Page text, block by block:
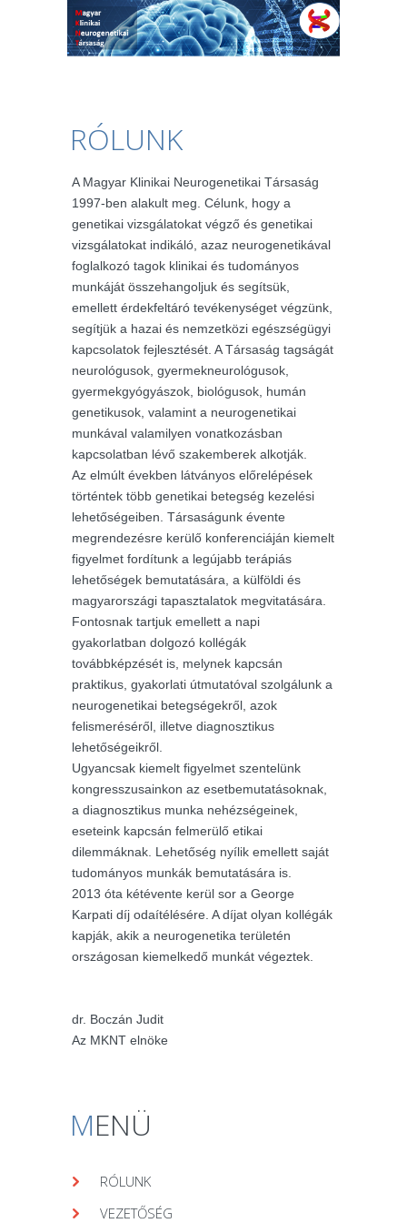
RÓLUNK
A Magyar Klinikai Neurogenetikai Társaság
1997-ben alakult meg. Célunk, hogy a
genetikai vizsgálatokat végző és genetikai
vizsgálatokat indikáló, azaz neurogenetikával
foglalkozó tagok klinikai és tudományos
munkáját összehangoljuk és segítsük,
emellett érdekfeltáró tevékenységet végzünk,
segítjük a hazai és nemzetközi egészségügyi
kapcsolatok fejlesztését. A Társaság tagságát
neurológusok, gyermekneurológusok,
gyermekgyógyászok, biológusok, humán
genetikusok, valamint a neurogenetikai
munkával valamilyen vonatkozásban
kapcsolatban lévő szakemberek alkotják.
Az elmúlt években látványos előrelépések
történtek több genetikai betegség kezelési
lehetőségeiben. Társaságunk évente
megrendezésre kerülő konferenciáján kiemelt
figyelmet fordítunk a legújabb terápiás
lehetőségek bemutatására, a külföldi és
magyarországi tapasztalatok megvitatására.
Fontosnak tartjuk emellett a napi
gyakorlatban dolgozó kollégák
továbbképzését is, melynek kapcsán
praktikus, gyakorlati útmutatóval szolgálunk a
neurogenetikai betegségekről, azok
felismeréséről, illetve diagnosztikus
lehetőségeikről.
Ugyancsak kiemelt figyelmet szentelünk
kongresszusainkon az esetbemutatásoknak,
a diagnosztikus munka nehézségeinek,
eseteink kapcsán felmerülő etikai
dilemmáknak. Lehetőség nyílik emellett saját
tudományos munkák bemutatására is.
2013 óta kétévente kerül sor a George
Karpati díj odaítélésére. A díjat olyan kollégák
kapják, akik a neurogenetika területén
országosan kiemelkedő munkát végeztek.
dr. Boczán Judit
Az MKNT elnöke
MENÜ
RÓLUNK
VEZETŐSÉG